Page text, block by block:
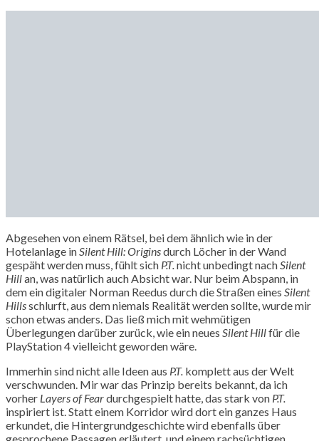
Abgesehen von einem Rätsel, bei dem ähnlich wie in der
Hotelanlage in Silent Hill: Originsdurch Löcher in der Wand
gespäht werden muss, fühlt sich P.T. nicht unbedingt nach Silent
Hillan, was natürlich auch Absicht war. Nur beim Abspann, in
dem ein digitaler Norman Reedus durch die Straßen eines Silent
Hillsschlurft, aus dem niemals Realität werden sollte, wurde mir
schon etwas anders. Das ließ mich mit wehmütigen
Überlegungen darüber zurück, wie ein neues Silent Hillfür die
PlayStation 4 vielleicht geworden wäre.
Immerhin sind nicht alle Ideen aus P.T. komplett aus der Welt
verschwunden. Mir war das Prinzip bereits bekannt, da ich
vorher Layers of Feardurchgespielt hatte, das stark von P.T.
inspiriert ist. Statt einem Korridor wird dort ein ganzes Haus
erkundet, die Hintergrundgeschichte wird ebenfalls über
gesprochene Passagen erläutert, und einem rachsüchtigen